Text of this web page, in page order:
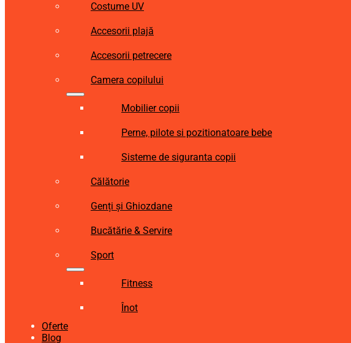
Costume UV
Accesorii plajă
Accesorii petrecere
Camera copilului
Mobilier copii
Perne, pilote si pozitionatoare bebe
Sisteme de siguranta copii
Călătorie
Genți și Ghiozdane
Bucătărie & Servire
Sport
Fitness
Înot
Oferte
Blog